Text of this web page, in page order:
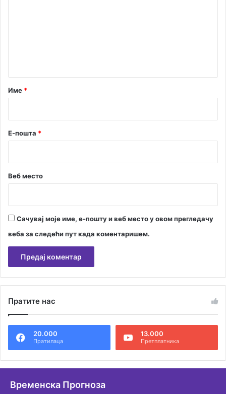
р
Име *
Е-пошта *
Веб место
Сачувај моје име, е-пошту и веб место у овом прегледачу
веба за следећи пут када коментаришем.
т
н
т
Пратите нас
20.000
Пратилаца
13.000
Претплатника
Временска Прогноза